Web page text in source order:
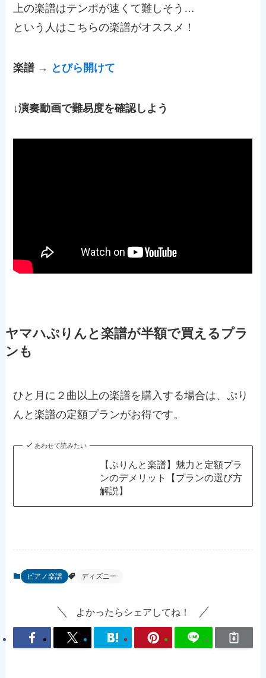
上の楽譜はテンポが速くて難しそう…
という人はこちらの楽譜がオススメ！
楽譜 → とびら開けて
↓演奏動画で難易度を確認しよう
ヤマハぷりんと楽譜が半額で買えるプラ
ンも
ひと月に２曲以上の楽譜を購入する場合は、ぷり
んと楽譜の定額プランがお得です。
あわせて読みたい
【ぷりんと楽譜】魅力と定額プラ
ンのデメリット【プランの選び方
解説】
ピアノ楽譜 ディズニー
よかったらシェアしてね！